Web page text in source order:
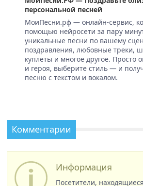
персональной песней
МоиПесни.рф — онлайн-сервис,
помощью нейросети за пару
уникальные песни по вашему
поздравления, любовные треки,
куплеты и многое другое. Просто
и героя, выберите стиль — и
песню с текстом и вокалом.
Комментарии
Информация
Посетители,